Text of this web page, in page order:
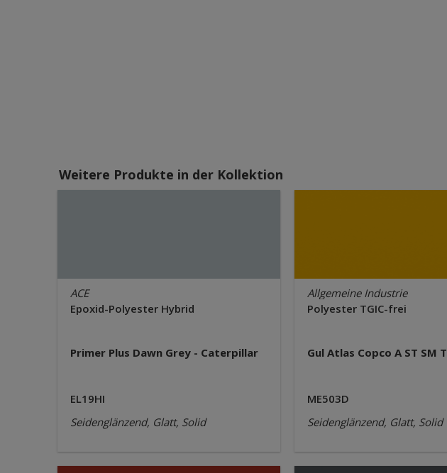
Weitere Produkte in der Kollektion
ACE
Epoxid-Polyester Hybrid
Primer Plus Dawn Grey - Caterpillar
EL19HI
Seidenglänzend, Glatt, Solid
Allgemeine Industrie
Polyester TGIC-frei
Gul Atlas Copco A ST SM T
ME503D
Seidenglänzend, Glatt, Solid